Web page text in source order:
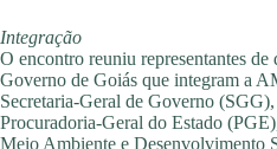
Integração
O encontro reuniu representantes de
Governo de Goiás que integram a
Secretaria-Geral de Governo
Procuradoria-Geral do Estado
Meio Ambiente e Desenvolvimento